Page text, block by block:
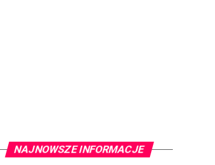
NAJNOWSZE INFORMACJE